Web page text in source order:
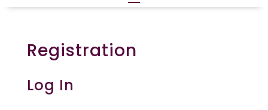
Registration
Log In